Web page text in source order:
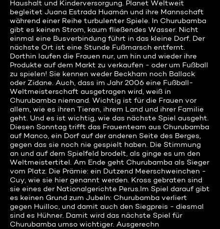
Haushalt und Kinderversorgung. Planet Weltweit
begleitet Juana Estrada Huamán und ihre Mannschaft
während einer Reihe turbulenter Spiele. In Churubamba
gibt es keinen Strom, kaum fließendes Wasser. Nicht
einmal eine Busverbindung führt in das kleine Dorf. Der
nächste Ort ist eine Stunde Fußmarsch entfernt.
Dorthin laufen die Frauen nur, um hin und wieder ihre
Produkte auf dem Markt zu verkaufen - oder um Fußball
zu spielen! Sie kennen weder Beckham noch Ballack
oder Zidane. Auch, dass im Jahr 2006 eine Fußball-
Weltmeisterschaft ausgetragen wird, weiß in
Churubamba niemand. Wichtig ist für die Frauen vor
allem, wie es ihren Tieren, ihrem Land und ihrer Familie
geht. Und es ist wichtig, wie das nächste Spiel ausgeht.
Diesen Sonntag trifft das Frauenteam aus Churubamba
auf Manco, ein Dorf auf der anderen Seite des Berges,
gegen das sie noch nie gespielt haben. Die Stimmung
an und auf dem Spielfeld brodelt, als ginge es um den
Weltmeistertitel. Am Ende geht Churubamba als Sieger
vom Platz. Die Prämie: ein Dutzend Meerschweinchen -
Cuy, wie sie hier genannt werden. Kross gebraten sind
sie eines der Nationalgerichte Perus.Im Spiel darauf gibt
es keinen Grund zum Jubeln: Churubamba verliert
gegen Huilloc, und damit auch den Siegpreis - diesmal
sind es Hühner. Damit wird das nächste Spiel für
Churubamba umso wichtiger. Ausgerechn